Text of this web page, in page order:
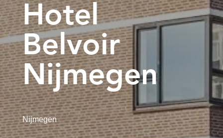
Hotel
Belvoir
Nijmegen
Nijmegen